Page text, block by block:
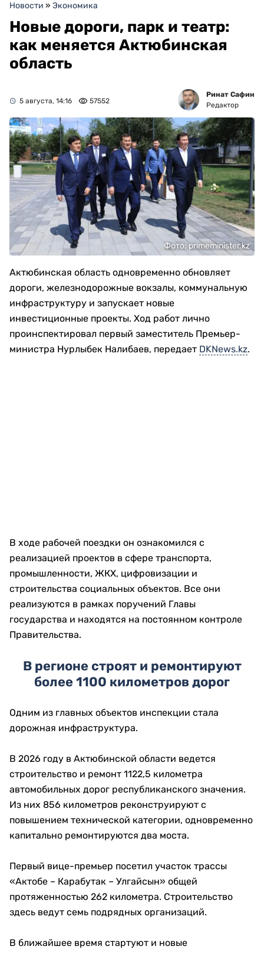
Новости » Экономика
Новые дороги, парк и театр:
как меняется Актюбинская
область
5 августа, 14:16 57552
Ринат Сафин
Редактор
Фото: primeminister.kz
Актюбинская область одновременно обновляет
дороги, железнодорожные вокзалы, коммунальную
инфраструктуру и запускает новые
инвестиционные проекты. Ход работ лично
проинспектировал первый заместитель Премьер-
министра Нурлыбек Налибаев, передает DKNews.kz.
В ходе рабочей поездки он ознакомился с
реализацией проектов в сфере транспорта,
промышленности, ЖКХ, цифровизации и
строительства социальных объектов. Все они
реализуются в рамках поручений Главы
государства и находятся на постоянном контроле
Правительства.
В регионе строят и ремонтируют
более 1100 километров дорог
Одним из главных объектов инспекции стала
дорожная инфраструктура.
В 2026 году в Актюбинской области ведется
строительство и ремонт 1122,5 километра
автомобильных дорог республиканского значения.
Из них 856 километров реконструируют с
повышением технической категории, одновременно
капитально ремонтируются два моста.
Первый вице-премьер посетил участок трассы
«Актобе – Карабутак – Улгайсын» общей
протяженностью 262 километра. Строительство
здесь ведут семь подрядных организаций.
В ближайшее время стартуют и новые